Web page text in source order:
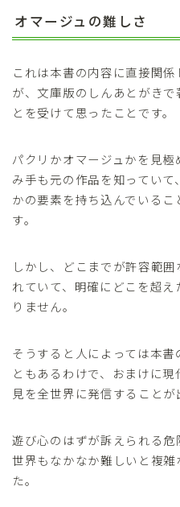
オマージュの難しさ
これは本書の内容に直接関
が、文庫版のしんあとがき
とを受けて思ったことです。
パクリかオマージュかを見
み手も元の作品を知ってい
かの要素を持ち込んでいる
す。
しかし、どこまでが許容範
れていて、明確にどこを超
りません。
そうすると人によっては本
ともあるわけで、おまけに
見を全世界に発信することが
遊び心のはずが訴えられる
世界もなかなか難しいと複
た。